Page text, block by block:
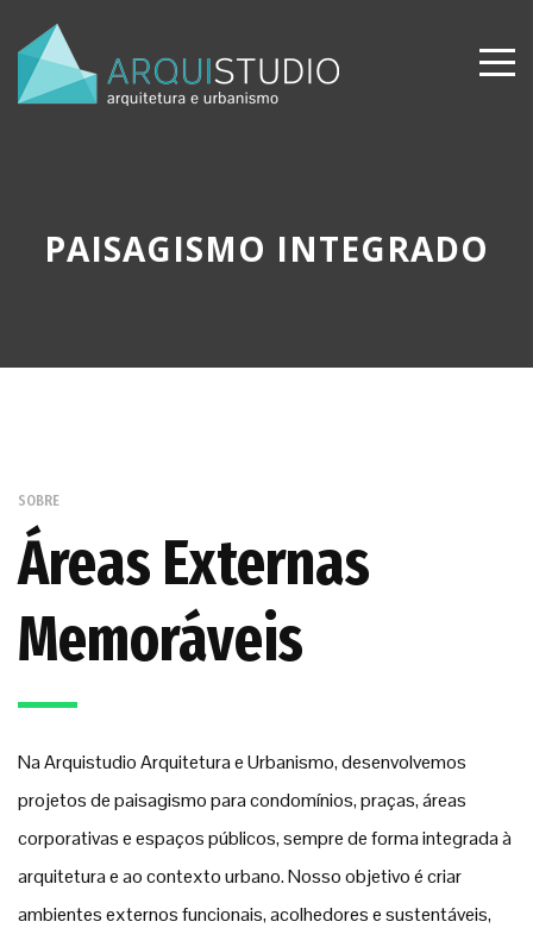
PAISAGISMO INTEGRADO
SOBRE
Áreas Externas
Memoráveis
Na Arquistudio Arquitetura e Urbanismo, desenvolvemos
projetos de paisagismo para condomínios, praças, áreas
corporativas e espaços públicos, sempre de forma integrada à
arquitetura e ao contexto urbano. Nosso objetivo é criar
ambientes externos funcionais, acolhedores e sustentáveis,